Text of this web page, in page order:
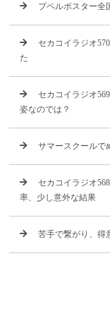
プペルポスター全
セカコイラジオ
た
セカコイラジオ
姿なのでは？
サマースクールで
セカコイラジオ
率、少し意外な結果
苦手で繋がり、得